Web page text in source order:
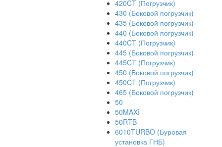
420CT (Погрузчик)
430 (Боковой погрузчик)
435 (Боковой погрузчик)
440 (Боковой погрузчик)
440CT (Погрузчик)
445 (Боковой погрузчик)
445CT (Погрузчик)
450 (Боковой погрузчик)
450CT (Погрузчик)
465 (Боковой погрузчик)
50
50MAXI
50RTB
6010TURBO (Буровая
установка ГНБ)